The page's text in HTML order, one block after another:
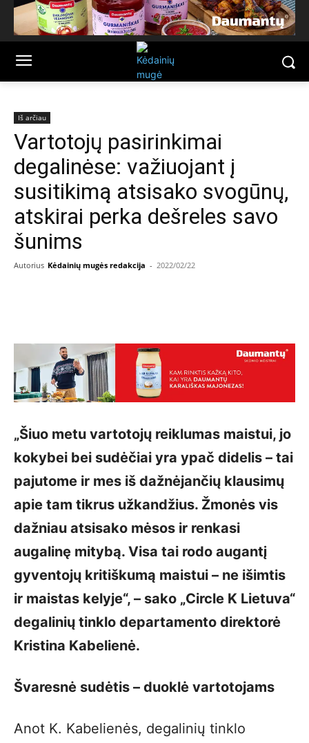
Iš arčiau
Vartotojų pasirinkimai
degalinėse: važiuojant į
susitikimą atsisako svogūnų,
atskirai perka dešreles savo
šunims
Autorius Kėdainių mugės redakcija - 2022/02/22
„Šiuo metu vartotojų reiklumas maistui, jo
kokybei bei sudėčiai yra ypač didelis – tai
pajutome ir mes iš dažnėjančių klausimų
apie tam tikrus užkandžius. Žmonės vis
dažniau atsisako mėsos ir renkasi
augalinę mitybą. Visa tai rodo augantį
gyventojų kritiškumą maistui – ne išimtis
ir maistas kelyje“, – sako „Circle K Lietuva“
degalinių tinklo departamento direktorė
Kristina Kabelienė.
Švaresnė sudėtis – duoklė vartotojams
Anot K. Kabelienės, degalinių tinklo